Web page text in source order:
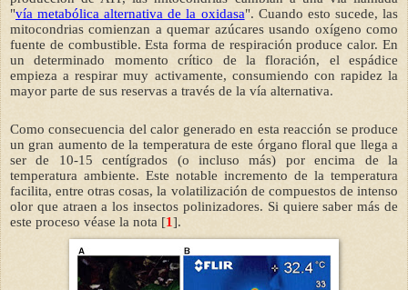
"vía metabólica alternativa de la oxidasa". Cuando esto sucede, las
mitocondrias comienzan a quemar azúcares usando oxígeno como
fuente de combustible. Esta forma de respiración produce calor. En
un determinado momento crítico de la floración, el espádice
empieza a respirar muy activamente, consumiendo con rapidez la
mayor parte de sus reservas a través de la vía alternativa.
Como consecuencia del calor generado en esta reacción se produce
un gran aumento de la temperatura de este órgano floral que llega a
ser de 10-15 centígrados (o incluso más) por encima de la
temperatura ambiente. Este notable incremento de la temperatura
facilita, entre otras cosas, la volatilización de compuestos de intenso
olor que atraen a los insectos polinizadores. Si quiere saber más de
este proceso véase la nota [1].